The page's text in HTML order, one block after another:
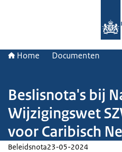
Home Documenten
Beslisnota's bij
Wijzigingswet
voor Caribisch
Beleidsnota23-05-2024